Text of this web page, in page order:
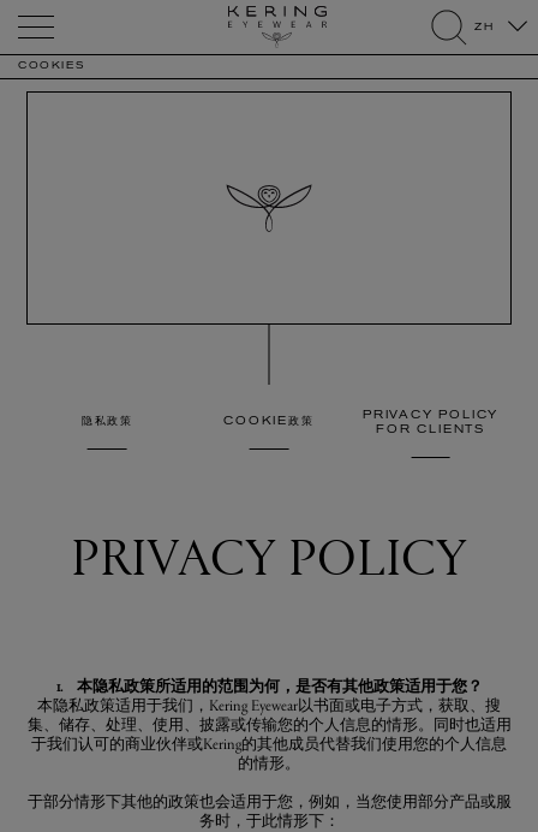
search
ZH
COOKIES
隐私政策 COOKIE政策
PRIVACY POLICY
FOR CLIENTS
PRIVACY POLICY
1. 本隐私政策所适用的范围为何，是否有其他政策适用于您？
本隐私政策适用于我们，Kering Eyewear以书面或电子方式，获取、搜
集、储存、处理、使用、披露或传输您的个人信息的情形。同时也适用
于我们认可的商业伙伴或Kering的其他成员代替我们使用您的个人信息
的情形。
于部分情形下其他的政策也会适用于您，例如，当您使用部分产品或服
务时，于此情形下：